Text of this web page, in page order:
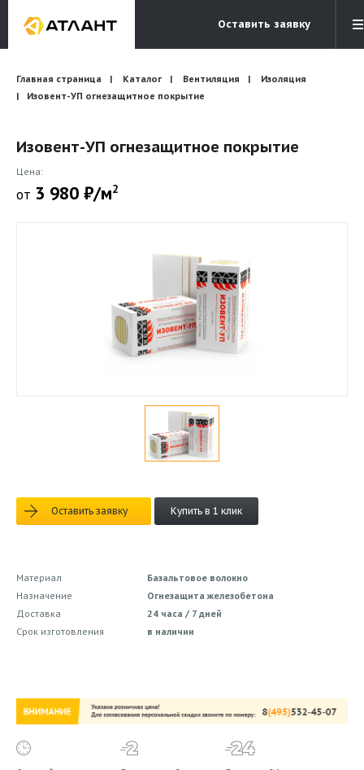
Оставить заявку
Электронная почта
info@atlantcompany.ru
Бесплатный звонок
8 (495) 532-45-07
Акции
Каталоги
Бланки запросов
Главная страница Каталог Вентиляция
Изоляция
Изовент-УП огнезащитное покрытие
Изовент-УП огнезащитное покрытие
Цена:
от 3 980 ₽/м2
Оставить заявку Купить в 1 клик
Материал
Базальтовое волокно
Назначение
Огнезащита железобетона
Доставка
24 часа / 7 дней
Срок изготовления
в наличии